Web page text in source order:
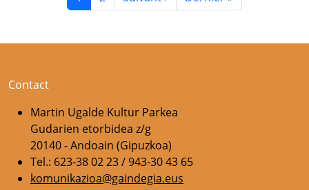
Contact
Martin Ugalde Kultur Parkea
Gudarien etorbidea z/g
20140 - Andoain (Gipuzkoa)
Tel.: 623-38 02 23 / 943-30 43 65
komunikazioa@gaindegia.eus